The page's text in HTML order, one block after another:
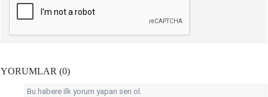
YORUMLAR (0)
Bu habere ilk yorum yapan sen ol.